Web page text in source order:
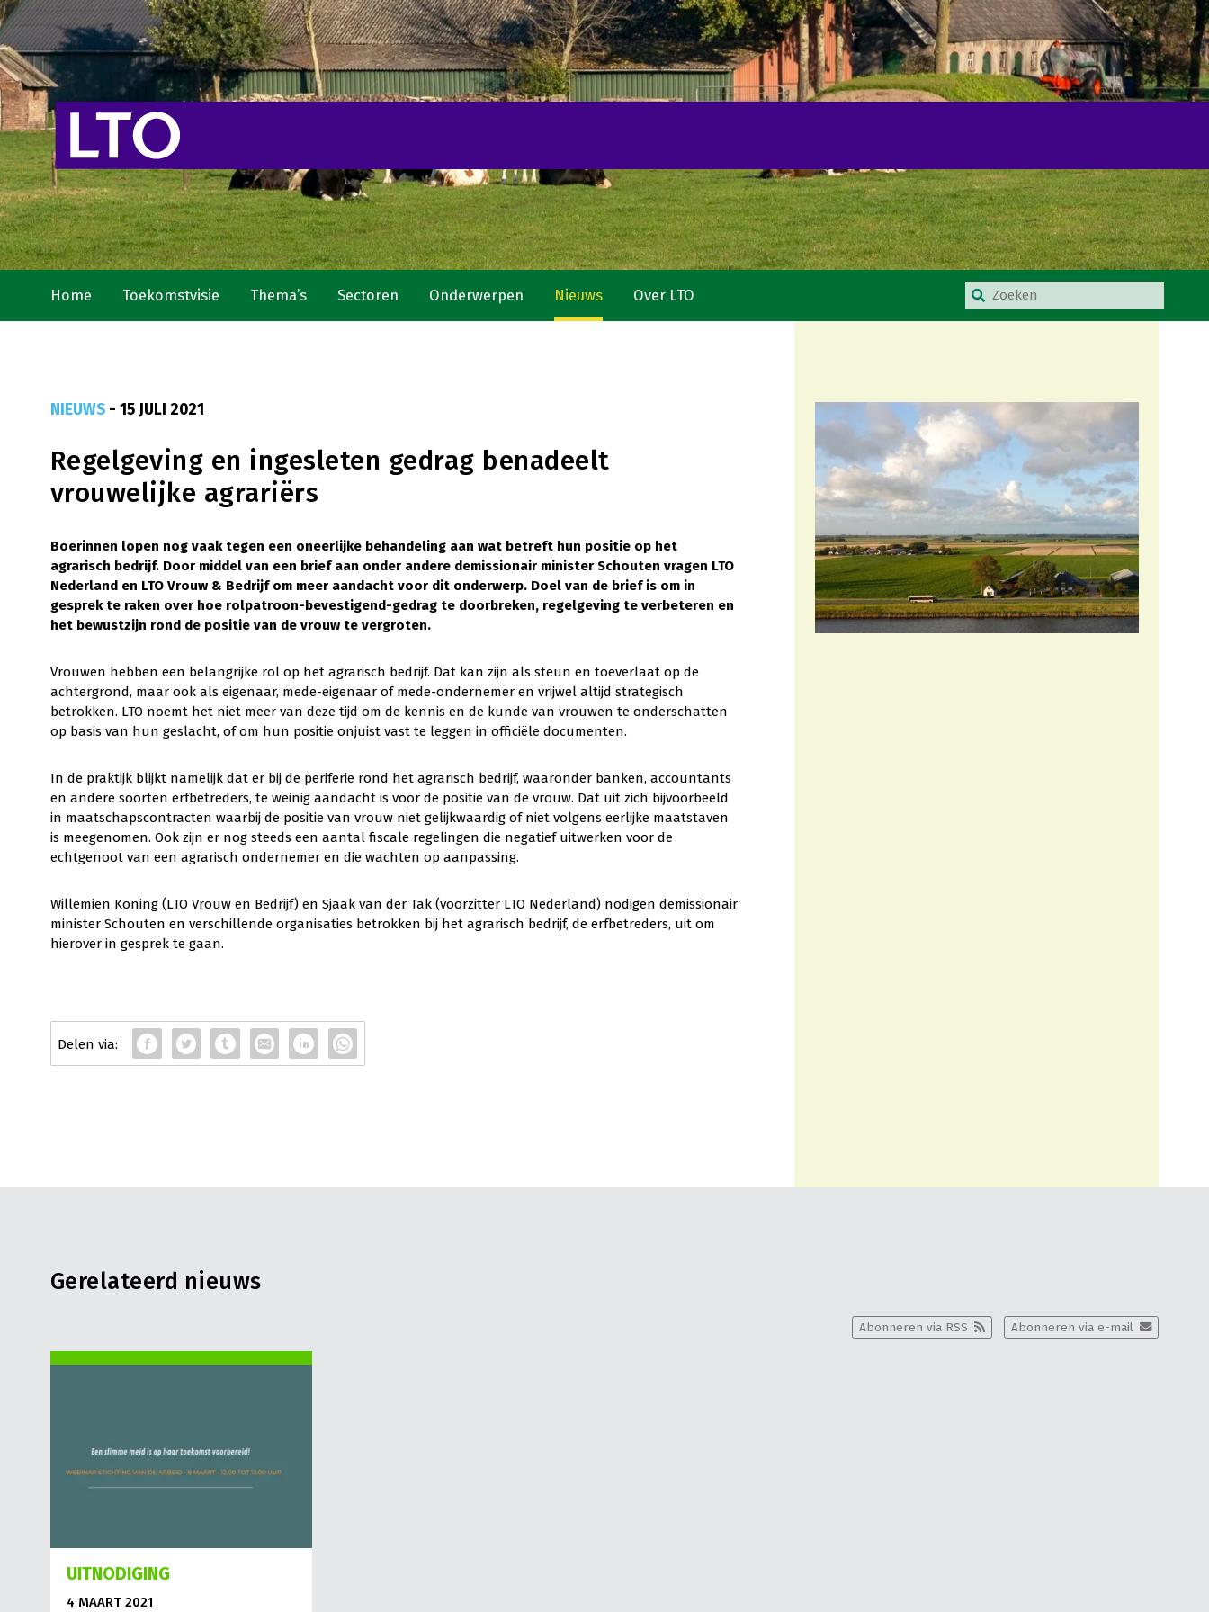
Home Toekomstvisie Thema’s Sectoren Onderwerpen Nieuws Over LTO
NIEUWS- 15 JULI 2021
Regelgeving en ingesleten gedrag benadeelt
vrouwelijke agrariërs
Boerinnen lopen nog vaak tegen een oneerlijke behandeling aan wat betreft hun positie op het
agrarisch bedrijf. Door middel van een brief aan onder andere demissionair minister Schouten vragen LTO
Nederland en LTO Vrouw & Bedrijf om meer aandacht voor dit onderwerp. Doel van de brief is om in
gesprek te raken over hoe rolpatroon-bevestigend-gedrag te doorbreken, regelgeving te verbeteren en
het bewustzijn rond de positie van de vrouw te vergroten.
Vrouwen hebben een belangrijke rol op het agrarisch bedrijf. Dat kan zijn als steun en toeverlaat op de
achtergrond, maar ook als eigenaar, mede-eigenaar of mede-ondernemer en vrijwel altijd strategisch
betrokken. LTO noemt het niet meer van deze tijd om de kennis en de kunde van vrouwen te onderschatten
op basis van hun geslacht, of om hun positie onjuist vast te leggen in officiële documenten.
In de praktijk blijkt namelijk dat er bij de periferie rond het agrarisch bedrijf, waaronder banken, accountants
en andere soorten erfbetreders, te weinig aandacht is voor de positie van de vrouw. Dat uit zich bijvoorbeeld
in maatschapscontracten waarbij de positie van vrouw niet gelijkwaardig of niet volgens eerlijke maatstaven
is meegenomen. Ook zijn er nog steeds een aantal fiscale regelingen die negatief uitwerken voor de
echtgenoot van een agrarisch ondernemer en die wachten op aanpassing.
Willemien Koning (LTO Vrouw en Bedrijf) en Sjaak van der Tak (voorzitter LTO Nederland) nodigen demissionair
minister Schouten en verschillende organisaties betrokken bij het agrarisch bedrijf, de erfbetreders, uit om
hierover in gesprek te gaan.
Gerelateerd nieuws
Abonneren via e-mail
Abonneren via RSS
UITNODIGING
4 MAART 2021